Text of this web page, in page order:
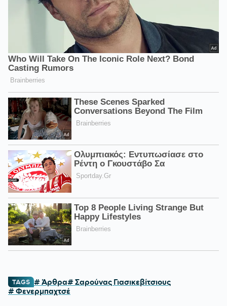
TAGS # Άρθρα# Σαρούνας Γιασικεβίτσιους
# Φενερμπαχτσέ